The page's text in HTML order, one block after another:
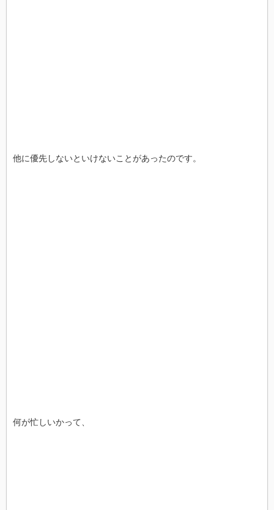
他に優先しないといけないことがあったのです。
何が忙しいかって、